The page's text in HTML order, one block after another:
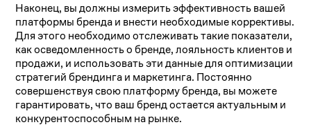
Наконец, вы должны измерить эффективность вашей
платформы бренда и внести необходимые коррективы.
Для этого необходимо отслеживать такие показатели,
как осведомленность о бренде, лояльность клиентов и
продажи, и использовать эти данные для оптимизации
стратегий брендинга и маркетинга. Постоянно
совершенствуя свою платформу бренда, вы можете
гарантировать, что ваш бренд остается актуальным и
конкурентоспособным на рынке.